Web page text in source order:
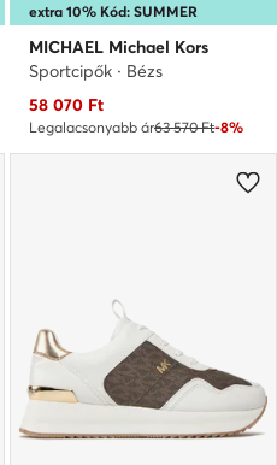
extra 10% Kód: SUMMER
MICHAEL Michael Kors
Sportcipők · Bézs
Aktuális ár
58 070 Ft
Legalacsonyabb ár63 570 Ft-8%